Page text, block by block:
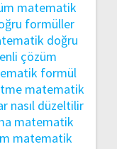
matematik
formüller
doğru
çözüm
formül
matematik
nasıl düzeltilir
matematik
matematik